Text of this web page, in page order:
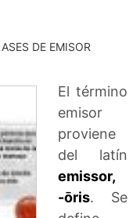
DE EMISOR
El término
emisor
proviene
del latín
emissor,
-ōris. Se